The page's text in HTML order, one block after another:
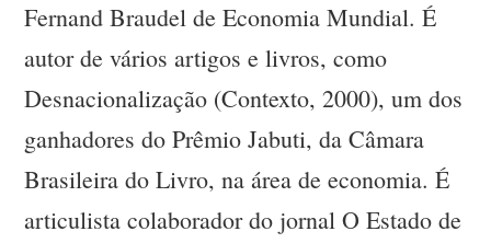
Fernand Braudel de Economia Mundial. É
autor de vários artigos e livros, como
Desnacionalização (Contexto, 2000), um dos
ganhadores do Prêmio Jabuti, da Câmara
Brasileira do Livro, na área de economia. É
articulista colaborador do jornal O Estado de